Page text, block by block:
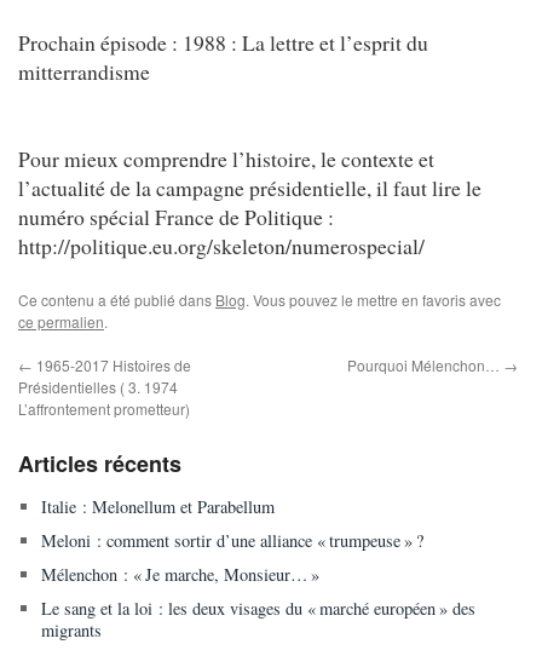
Prochain épisode : 1988 : La lettre et l’esprit du
mitterrandisme
Pour mieux comprendre l’histoire, le contexte et
l’actualité de la campagne présidentielle, il faut lire le
numéro spécial France de Politique :
http://politique.eu.org/skeleton/numerospecial/
Ce contenu a été publié dans Blog. Vous pouvez le mettre en favoris avec
ce permalien.
← 1965-2017 Histoires de
Présidentielles ( 3. 1974
L’affrontement prometteur)
Pourquoi Mélenchon… →
Articles récents
Italie : Melonellum et Parabellum
Meloni : comment sortir d’une alliance « trumpeuse » ?
Mélenchon : « Je marche, Monsieur… »
Le sang et la loi : les deux visages du « marché européen » des
migrants